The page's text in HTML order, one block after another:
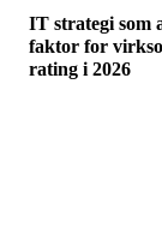
IT strategi som
faktor for
rating i 2026